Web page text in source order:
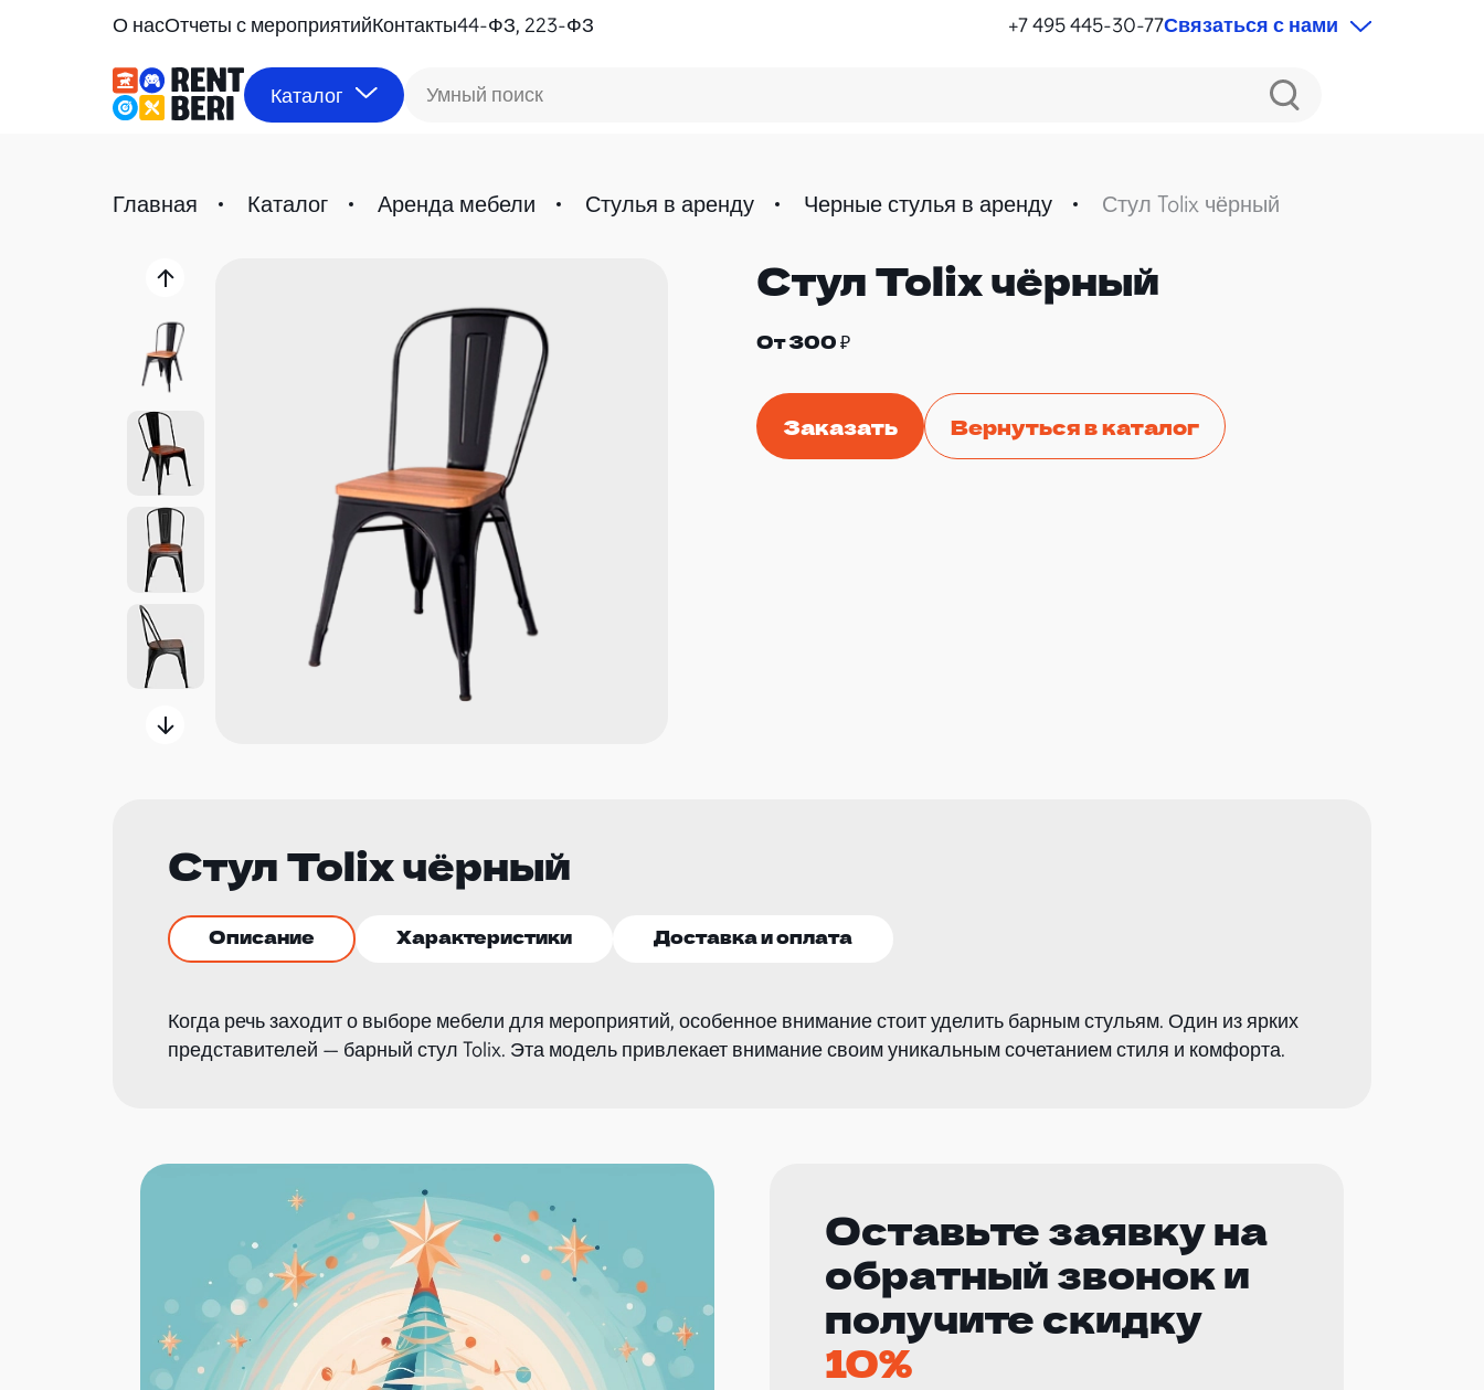
О насОтчеты с мероприятийКонтакты44-ФЗ, 223-ФЗ +7 495 445-30-77Связаться с нами
Каталог Умный поиск
Главная Каталог Аренда мебели Стулья в аренду Черные стулья в аренду Стул Tolix чёрный
Стул Tolix чёрный
От 300 ₽
Заказать Вернуться в каталог
Стул Tolix чёрный
Описание Характеристики Доставка и оплата
Когда речь заходит о выборе мебели для мероприятий, особенное внимание стоит уделить барным стульям. Один из ярких
представителей — барный стул Tolix. Эта модель привлекает внимание своим уникальным сочетанием стиля и комфорта.
Оставьте заявку на
обратный звонок и
получите скидку
10%